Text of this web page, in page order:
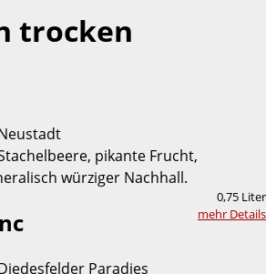
trocken
pikante Frucht,
würziger Nachhall.
0,75 Liter
mehr Details
Paradies